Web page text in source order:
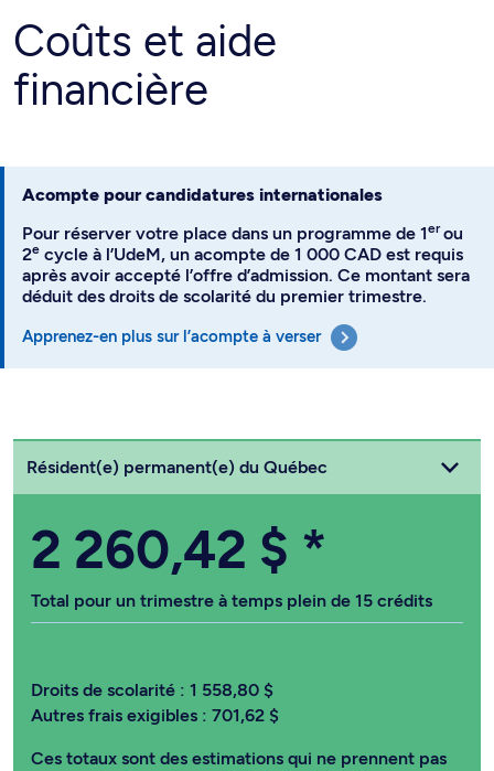
Coûts et aide
financière
Acompte pour candidatures internationales
Pour réserver votre place dans un programme de 1erou
2e cycle à l’UdeM, un acompte de 1 000 CAD est requis
après avoir accepté l’offre d’admission. Ce montant sera
déduit des droits de scolarité du premier trimestre.
Apprenez-en plus sur l’acompte à verser
Choisissez votre statut
Résident(e) permanent(e) du Québec
2 260,42 $ *
Total pour un trimestre à temps plein de 15 crédits
Droits de scolarité : 1 558,80 $
Autres frais exigibles : 701,62 $
Ces totaux sont des estimations qui ne prennent pas